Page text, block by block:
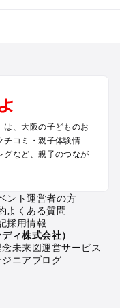
お出かけ
ルお出かけ
お出かけ
のプールお出かけ
出かけ
、大阪の子どものお
チコミ・親子体験情
グなど、親子のつなが
ント運営者の方
よくある質問
採用情報
ィ株式会社）
未来図運営サービス
ジニアブログ